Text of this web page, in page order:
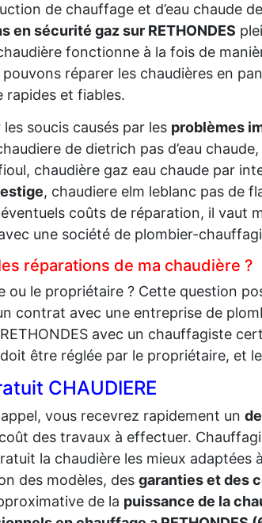
de chauffage et d’eau chaude
en sécurité gaz sur RETHONDES
fonctionne à la fois de
pouvons réparer les chaudières en
rapides et fiables.
soucis causés par les problèmes
de dietrich pas d’eau chaude,
chaudière gaz eau chaude par
, chaudiere elm leblanc pas de
coûts de réparation, il vaut
une société de plombier-
réparations de ma chaudière ?
ou le propriétaire ? Cette question
contrat avec une entreprise de
avec un chauffagiste
être réglée par le propriétaire, et
CHAUDIERE
vous recevrez rapidement un
des travaux à effectuer.
la chaudière les mieux
des modèles, des garanties et des
de la puissance de la